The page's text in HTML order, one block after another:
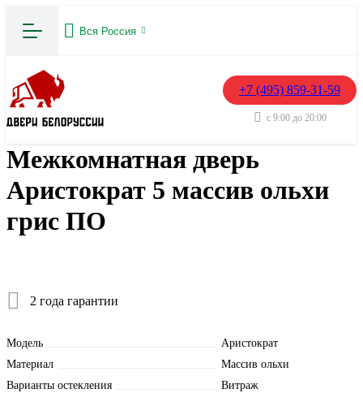
Вся Россия
+7 (495) 859-31-59
с 9:00 до 20:00
Межкомнатная дверь
Аристократ 5 массив ольхи
грис ПО
2 года гарантии
Модель
Аристократ
Материал
Массив ольхи
Варианты остекления
Витраж